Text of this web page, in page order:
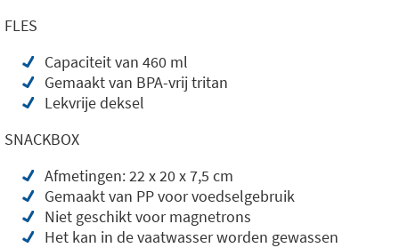
FLES
Capaciteit van 460 ml
Gemaakt van BPA-vrij tritan
Lekvrije deksel
SNACKBOX
Afmetingen: 22 x 20 x 7,5 cm
Gemaakt van PP voor voedselgebruik
Niet geschikt voor magnetrons
Het kan in de vaatwasser worden gewassen